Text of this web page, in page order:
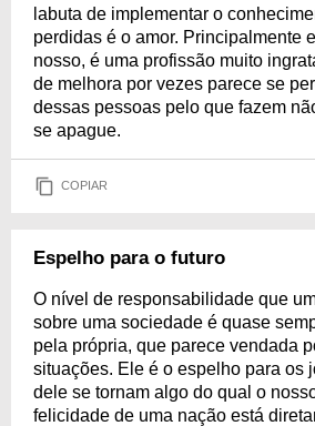
labuta de implementar o
perdidas é o amor. Principalmente
nosso, é uma profissão muito
de melhora por vezes parece se
dessas pessoas pelo que fazem
se apague.
COPIAR
Espelho para o futuro
O nível de responsabilidade que
sobre uma sociedade é quase
pela própria, que parece vendada
situações. Ele é o espelho para os
dele se tornam algo do qual o
felicidade de uma nação está